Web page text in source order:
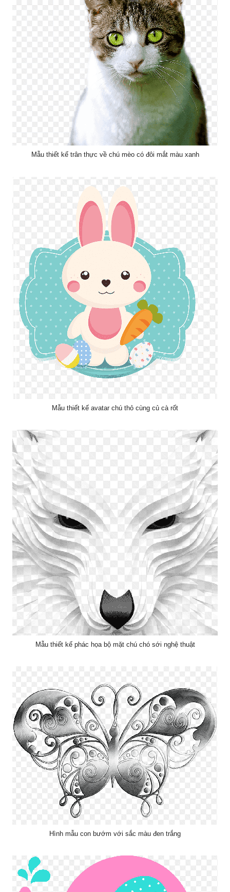
Mẫu thiết kế trân thực về chú mèo có đôi mắt màu xanh
Mẫu thiết kế avatar chú thỏ cùng củ cà rốt
Mẫu thiết kế phác họa bộ mặt chú chó sới nghệ thuật
Hình mẫu con bướm với sắc màu đen trắng